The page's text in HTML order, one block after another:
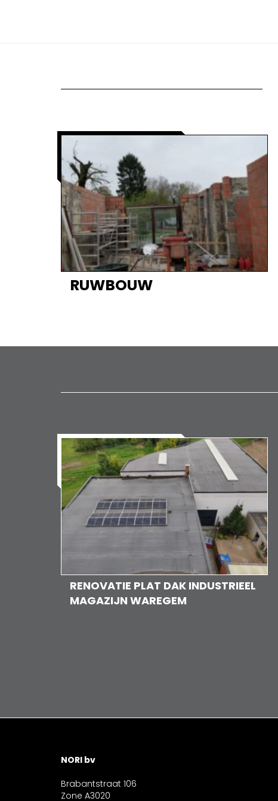
RUWBOUW
RENOVATIE PLAT DAK INDUSTRIEEL
MAGAZIJN WAREGEM
NORI bv
Brabantstraat 106
Zone A3020